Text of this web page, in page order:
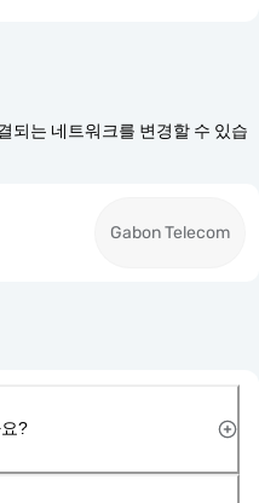
되는 네트워크를 변경할 수 있습
Gabon Telecom
?